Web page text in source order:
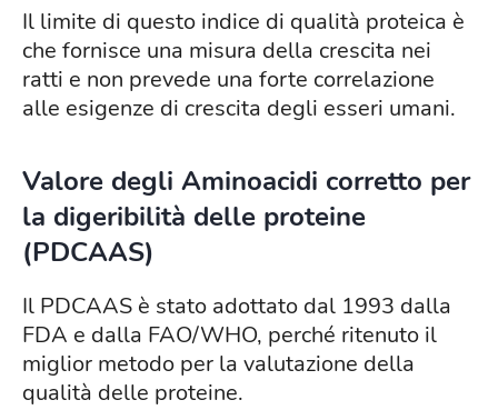
Il limite di questo indice di qualità proteica è
che fornisce una misura della crescita nei
ratti e non prevede una forte correlazione
alle esigenze di crescita degli esseri umani.
Valore degli Aminoacidi corretto per
la digeribilità delle proteine
(PDCAAS)
Il PDCAAS è stato adottato dal 1993 dalla
FDA e dalla FAO/WHO, perché ritenuto il
miglior metodo per la valutazione della
qualità delle proteine.